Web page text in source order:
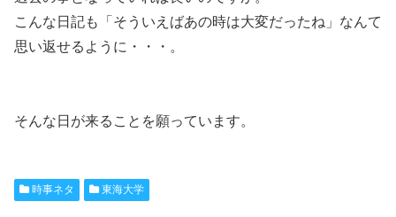
こんな日記も「そういえばあの時は大変だったね」なんて
思い返せるように・・・。
そんな日が来ることを願っています。
時事ネタ 東海大学